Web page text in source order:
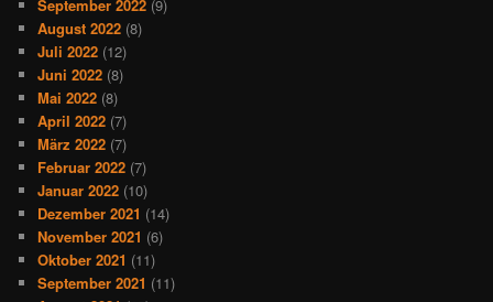
September 2022 (9)
August 2022 (8)
Juli 2022 (12)
Juni 2022 (8)
Mai 2022 (8)
April 2022 (7)
März 2022 (7)
Februar 2022 (7)
Januar 2022 (10)
Dezember 2021 (14)
November 2021 (6)
Oktober 2021 (11)
September 2021 (11)